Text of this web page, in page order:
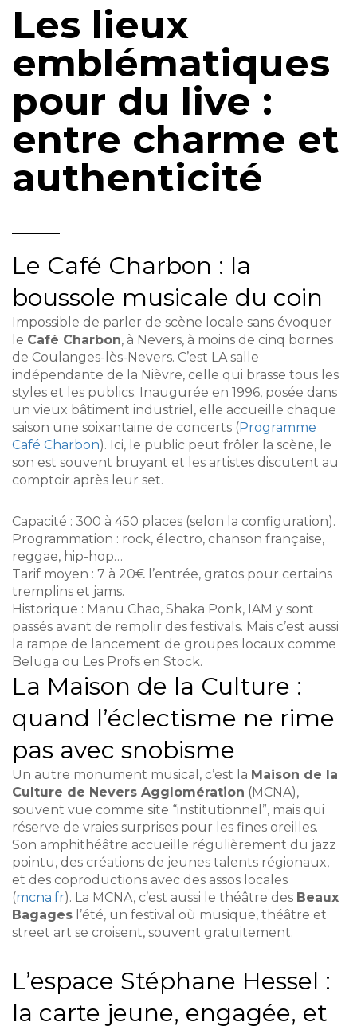
Les lieux
emblématiques
pour du live :
entre charme et
authenticité
Le Café Charbon : la
boussole musicale du coin
Impossible de parler de scène locale sans évoquer
le Café Charbon, à Nevers, à moins de cinq bornes
de Coulanges-lès-Nevers. C’est LA salle
indépendante de la Nièvre, celle qui brasse tous les
styles et les publics. Inaugurée en 1996, posée dans
un vieux bâtiment industriel, elle accueille chaque
saison une soixantaine de concerts (Programme
Café Charbon). Ici, le public peut frôler la scène, le
son est souvent bruyant et les artistes discutent au
comptoir après leur set.
Capacité : 300 à 450 places (selon la configuration).
Programmation : rock, électro, chanson française,
reggae, hip-hop…
Tarif moyen : 7 à 20€ l’entrée, gratos pour certains
tremplins et jams.
Historique : Manu Chao, Shaka Ponk, IAM y sont
passés avant de remplir des festivals. Mais c’est aussi
la rampe de lancement de groupes locaux comme
Beluga ou Les Profs en Stock.
La Maison de la Culture :
quand l’éclectisme ne rime
pas avec snobisme
Un autre monument musical, c’est la Maison de la
Culture de Nevers Agglomération (MCNA),
souvent vue comme site “institutionnel”, mais qui
réserve de vraies surprises pour les fines oreilles.
Son amphithéâtre accueille régulièrement du jazz
pointu, des créations de jeunes talents régionaux,
et des coproductions avec des assos locales
(mcna.fr). La MCNA, c’est aussi le théâtre des Beaux
Bagages l’été, un festival où musique, théâtre et
street art se croisent, souvent gratuitement.
L’espace Stéphane Hessel :
la carte jeune, engagée, et